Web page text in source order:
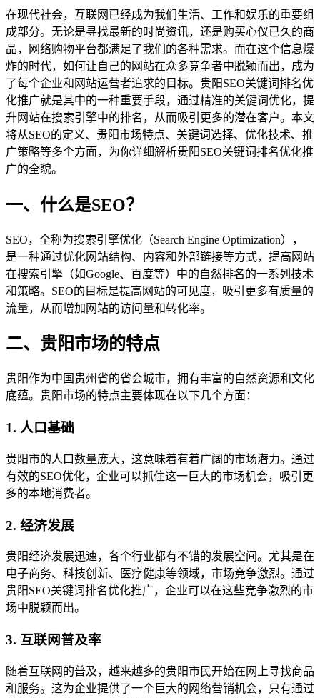
在现代社会，互联网已经成为我们生活、工作和娱乐的重要组
成部分。无论是寻找最新的时尚资讯，还是购买心仪已久的商
品，网络购物平台都满足了我们的各种需求。而在这个信息爆
炸的时代，如何让自己的网站在众多竞争者中脱颖而出，成为
了每个企业和网站运营者追求的目标。贵阳SEO关键词排名优
化推广就是其中的一种重要手段，通过精准的关键词优化，提
升网站在搜索引擎中的排名，从而吸引更多的潜在客户。本文
将从SEO的定义、贵阳市场特点、关键词选择、优化技术、推
广策略等多个方面，为你详细解析贵阳SEO关键词排名优化推
广的全貌。
一、什么是SEO？
SEO，全称为搜索引擎优化（Search Engine Optimization），
是一种通过优化网站结构、内容和外部链接等方式，提高网站
在搜索引擎（如Google、百度等）中的自然排名的一系列技术
和策略。SEO的目标是提高网站的可见度，吸引更多有质量的
流量，从而增加网站的访问量和转化率。
二、贵阳市场的特点
贵阳作为中国贵州省的省会城市，拥有丰富的自然资源和文化
底蕴。贵阳市场的特点主要体现在以下几个方面：
1. 人口基础
贵阳市的人口数量庞大，这意味着有着广阔的市场潜力。通过
有效的SEO优化，企业可以抓住这一巨大的市场机会，吸引更
多的本地消费者。
2. 经济发展
贵阳经济发展迅速，各个行业都有不错的发展空间。尤其是在
电子商务、科技创新、医疗健康等领域，市场竞争激烈。通过
贵阳SEO关键词排名优化推广，企业可以在这些竞争激烈的市
场中脱颖而出。
3. 互联网普及率
随着互联网的普及，越来越多的贵阳市民开始在网上寻找商品
和服务。这为企业提供了一个巨大的网络营销机会，只有通过